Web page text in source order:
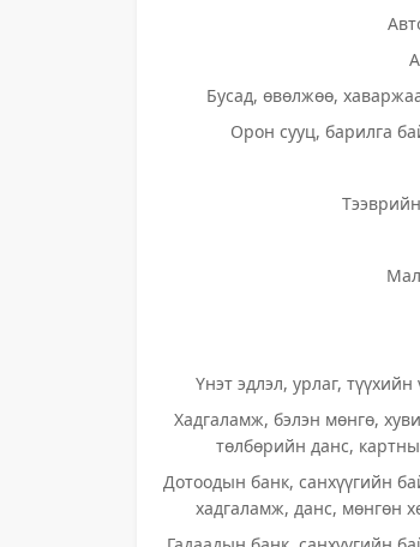
Бусад, өвөлжөө,
Орон сууц, барилга
Үнэт эдлэл, урлаг,
Хадгаламж, бэлэн мөнгө,
төлбөрийн данс,
Дотоодын банк, санхүүгийн
хадгаламж, данс, мөнгөн